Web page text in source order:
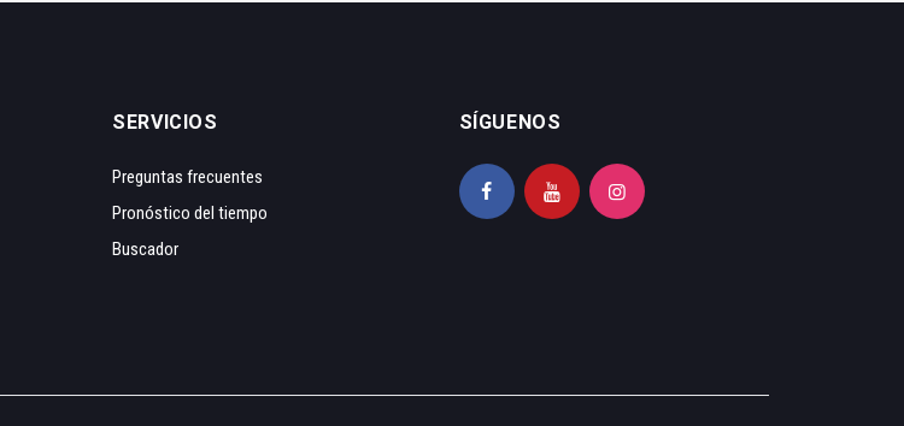
SERVICIOS
Preguntas frecuentes
Pronóstico del tiempo
Buscador
SÍGUENOS